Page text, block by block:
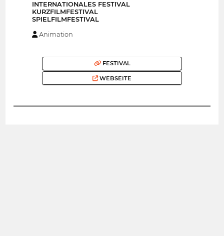
INTERNATIONALES FESTIVAL
KURZFILMFESTIVAL
SPIELFILMFESTIVAL
Animation
FESTIVAL
WEBSEITE